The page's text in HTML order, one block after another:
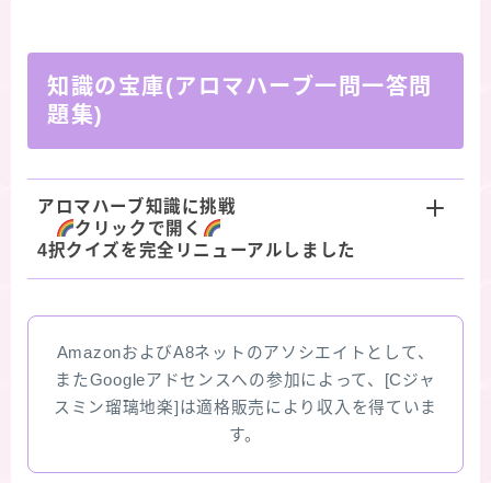
知識の宝庫(アロマハーブ一問一答問
題集)
アロマハーブ知識に挑戦
クリックで開く
4択クイズを完全リニューアルしました
AmazonおよびA8ネットのアソシエイトとして、
またGoogleアドセンスへの参加によって、[Cジャ
スミン瑠璃地楽]は適格販売により収入を得ていま
す。